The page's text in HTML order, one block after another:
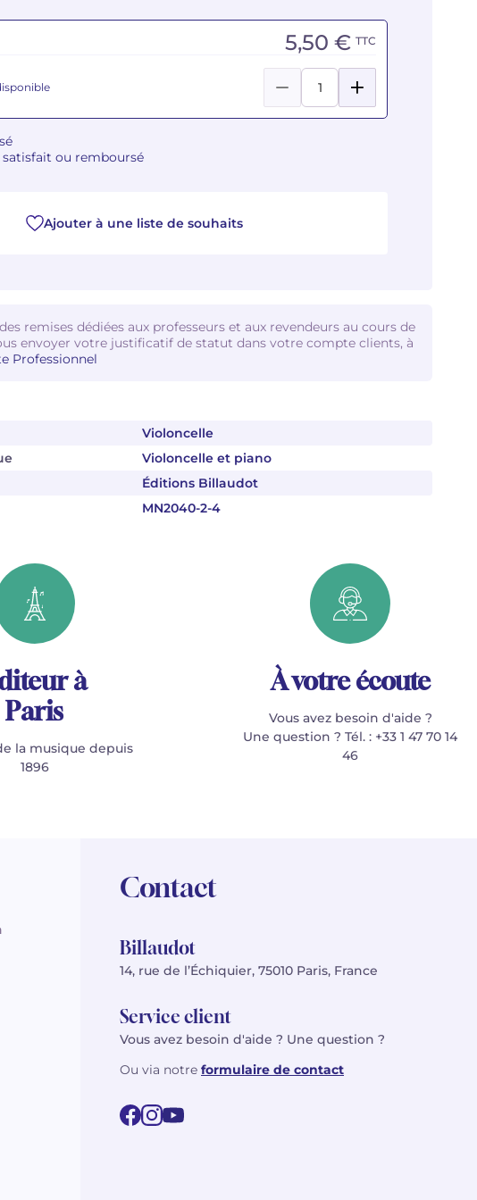
Violoncelle
Violoncelle et piano
Éditions Billaudot
MN2040-2-4
5,50 € TTC
ou remboursé
Ajouter à une liste de souhaits
remises dédiées aux professeurs et aux revendeurs au cours de
envoyer votre justificatif de statut dans votre compte clients, à
Professionnel
à
Paris
la musique depuis
1896
À votre écoute
Vous avez besoin d'aide ?
Une question ? Tél. : +33 1 47 70 14
46
Contact
Billaudot
14, rue de l’Échiquier, 75010 Paris, France
Service client
Vous avez besoin d'aide ? Une question ?
Ou via notre formulaire de contact